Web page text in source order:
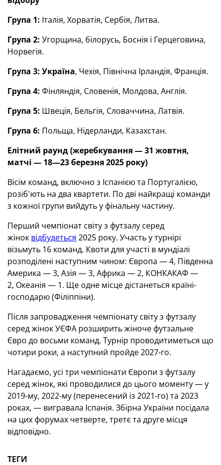
Група 1: Італія, Хорватія, Сербія, Литва.
Група 2: Угорщина, білорусь, Боснія і Герцеговина,
Норвегія.
Група 3: Україна, Чехія, Північна Ірландія, Франція.
Група 4: Фінляндія, Словенія, Молдова, Англія.
Група 5: Швеція, Бельгія, Словаччина, Латвія.
Група 6: Польща, Нідерланди, Казахстан.
Елітний раунд (жеребкування — 31 жовтня,
матчі — 18—23 березня 2025 року)
Вісім команд, включно з Іспанією та Португалією,
розіб'ють на два квартети. По дві найкращі команди
з кожної групи вийдуть у фінальну частину.
Перший чемпіонат світу з футзалу серед
жінок відбудеться 2025 року. Участь у турнірі
візьмуть 16 команд. Квоти для участі в мундіалі
розподілені наступним чином: Європа — 4, Південна
Америка — 3, Азія — 3, Африка — 2, КОНКАКАФ —
2, Океанія — 1. Ще одне місце дістанеться країні-
господарю (Філіппіни).
Після запровадження чемпіонату світу з футзалу
серед жінок УЄФА розширить жіноче футзальне
Євро до восьми команд. Турнір проводитиметься що
чотири роки, а наступний пройде 2027-го.
Нагадаємо, усі три чемпіонати Європи з футзалу
серед жінок, які проводилися до цього моменту — у
2019-му, 2022-му (перенесений із 2021-го) та 2023
роках, — вигравала Іспанія. Збірна України посідала
на цих форумах четверте, третє та друге місця
відповідно.
ТЕГИ